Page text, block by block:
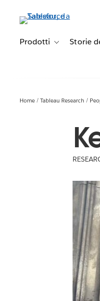
principale
Prodotti Toggle sub-
Storie
Home Tableau Research